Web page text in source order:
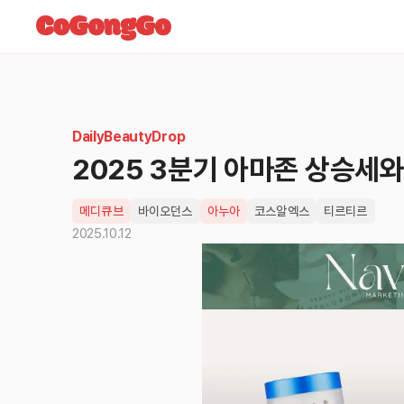
DailyBeautyDrop
2025 3분기 아마존 상승세
메디큐브 바이오던스 아누아 코스알엑스 티르티르
2025.10.12